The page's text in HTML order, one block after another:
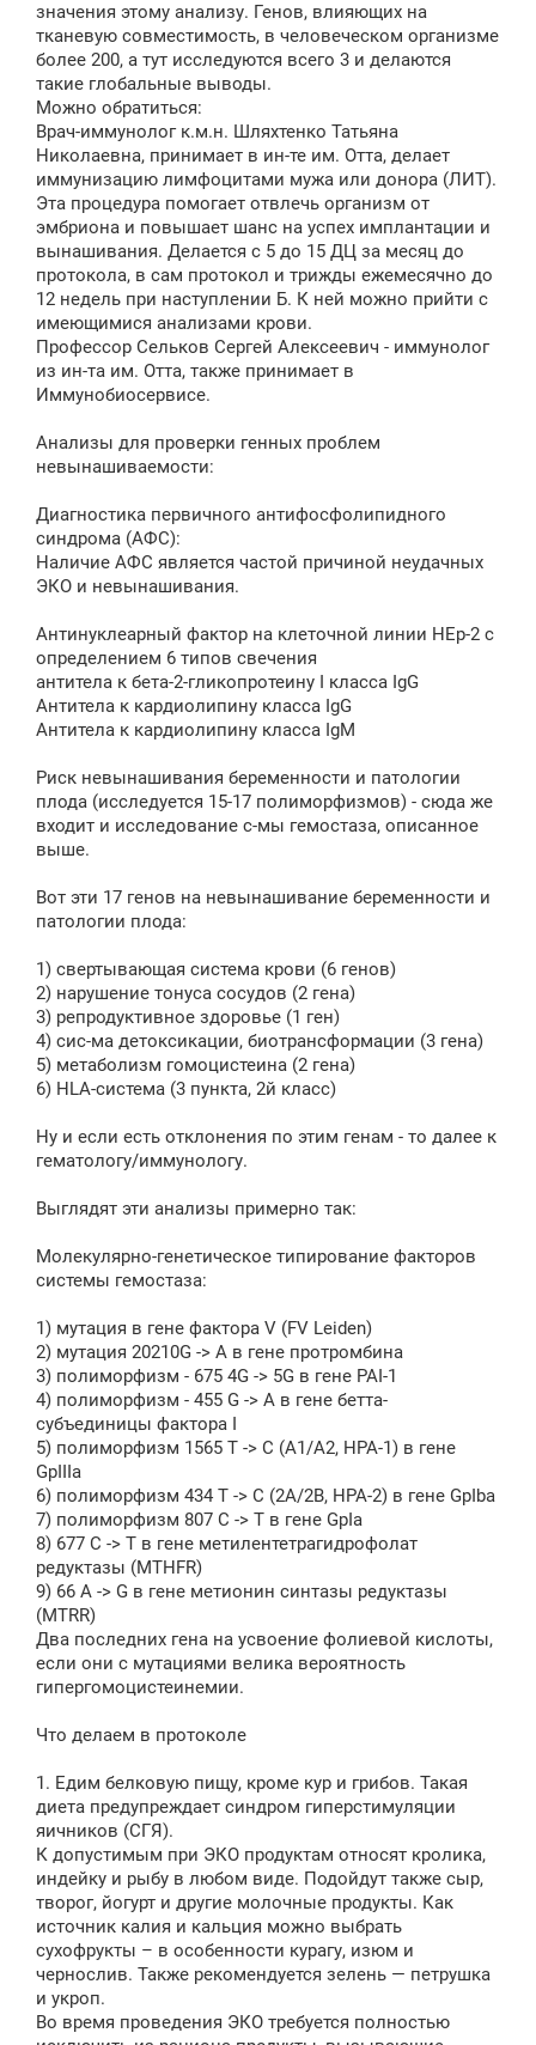
значения этому анализу. Генов, влияющих на
тканевую совместимость, в человеческом организме
более 200, а тут исследуются всего 3 и делаются
такие глобальные выводы.
Можно обратиться:
Врач-иммунолог к.м.н. Шляхтенко Татьяна
Николаевна, принимает в ин-те им. Отта, делает
иммунизацию лимфоцитами мужа или донора (ЛИТ).
Эта процедура помогает отвлечь организм от
эмбриона и повышает шанс на успех имплантации и
вынашивания. Делается с 5 до 15 ДЦ за месяц до
протокола, в сам протокол и трижды ежемесячно до
12 недель при наступлении Б. К ней можно прийти с
имеющимися анализами крови.
Профессор Сельков Сергей Алексеевич - иммунолог
из ин-та им. Отта, также принимает в
Иммунобиосервисе.
Анализы для проверки генных проблем
невынашиваемости:
Диагностика первичного антифосфолипидного
синдрома (АФС):
Наличие АФС является частой причиной неудачных
ЭКО и невынашивания.
Антинуклеарный фактор на клеточной линии HЕp-2 с
определением 6 типов свечения
антитела к бета-2-гликопротеину I класса IgG
Антитела к кардиолипину класса IgG
Антитела к кардиолипину класса IgM
Риск невынашивания беременности и патологии
плода (исследуется 15-17 полиморфизмов) - сюда же
входит и исследование с-мы гемостаза, описанное
выше.
Вот эти 17 генов на невынашивание беременности и
патологии плода:
1) свертывающая система крови (6 генов)
2) нарушение тонуса сосудов (2 гена)
3) репродуктивное здоровье (1 ген)
4) сис-ма детоксикации, биотрансформации (3 гена)
5) метаболизм гомоцистеина (2 гена)
6) HLA-система (3 пункта, 2й класс)
Ну и если есть отклонения по этим генам - то далее к
гематологу/иммунологу.
Выглядят эти анализы примерно так:
Молекулярно-генетическое типирование факторов
системы гемостаза:
1) мутация в гене фактора V (FV Leiden)
2) мутация 20210G -> A в гене протромбина
3) полиморфизм - 675 4G -> 5G в гене PAI-1
4) полиморфизм - 455 G -> A в гене бетта-
субъединицы фактора I
5) полиморфизм 1565 T -> C (A1/A2, HPA-1) в гене
GpIIIa
6) полиморфизм 434 T -> C (2A/2B, HPA-2) в гене GpIba
7) полиморфизм 807 C -> T в гене GpIa
8) 677 C -> T в гене метилентетрагидрофолат
редуктазы (MTHFR)
9) 66 A -> G в гене метионин синтазы редуктазы
(MTRR)
Два последних гена на усвоение фолиевой кислоты,
если они с мутациями велика вероятность
гипергомоцистеинемии.
Что делаем в протоколе
1. Едим белковую пищу, кроме кур и грибов. Такая
диета предупреждает синдром гиперстимуляции
яичников (СГЯ).
К допустимым при ЭКО продуктам относят кролика,
индейку и рыбу в любом виде. Подойдут также сыр,
творог, йогурт и другие молочные продукты. Как
источник калия и кальция можно выбрать
сухофрукты – в особенности курагу, изюм и
чернослив. Также рекомендуется зелень — петрушка
и укроп.
Во время проведения ЭКО требуется полностью